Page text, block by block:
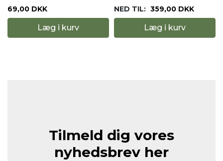
69,00 DKK
Læg i kurv
NED TIL: 359,00 DKK
Læg i kurv
Tilmeld dig vores
nyhedsbrev her